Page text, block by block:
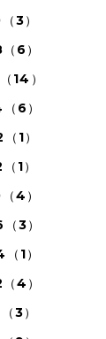
3）
6）
14）
6）
1）
1）
4）
3）
1）
4）
3）